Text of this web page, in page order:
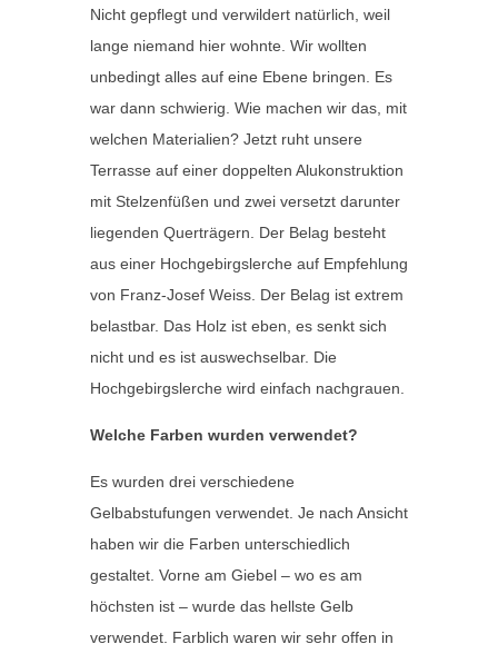
Nicht gepflegt und verwildert natürlich, weil
lange niemand hier wohnte. Wir wollten
unbedingt alles auf eine Ebene bringen. Es
war dann schwierig. Wie machen wir das, mit
welchen Materialien? Jetzt ruht unsere
Terrasse auf einer doppelten Alukonstruktion
mit Stelzenfüßen und zwei versetzt darunter
liegenden Querträgern. Der Belag besteht
aus einer Hochgebirgslerche auf Empfehlung
von Franz-Josef Weiss. Der Belag ist extrem
belastbar. Das Holz ist eben, es senkt sich
nicht und es ist auswechselbar. Die
Hochgebirgslerche wird einfach nachgrauen.
Welche Farben wurden verwendet?
Es wurden drei verschiedene
Gelbabstufungen verwendet. Je nach Ansicht
haben wir die Farben unterschiedlich
gestaltet. Vorne am Giebel – wo es am
höchsten ist – wurde das hellste Gelb
verwendet. Farblich waren wir sehr offen in